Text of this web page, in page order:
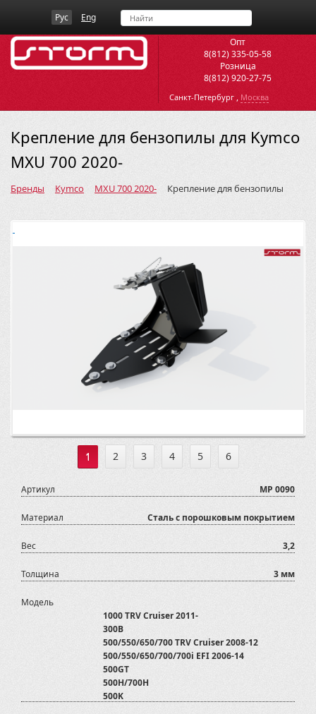
Рус Eng
Опт
8(812) 335-05-58
Розница
8(812) 920-27-75
Санкт-Петербург , Москва
Крепление для бензопилы для Kymco
MXU 700 2020-
Бренды Kymco MXU 700 2020- Крепление для бензопилы
1 2 3 4 5 6
Артикул MP 0090
Материал Сталь с порошковым покрытием
Вес 3,2
Толщина 3 мм
Модель
1000 TRV Cruiser 2011-
300B
500/550/650/700 TRV Cruiser 2008-12
500/550/650/700/700i EFI 2006-14
500GT
500H/700H
500K